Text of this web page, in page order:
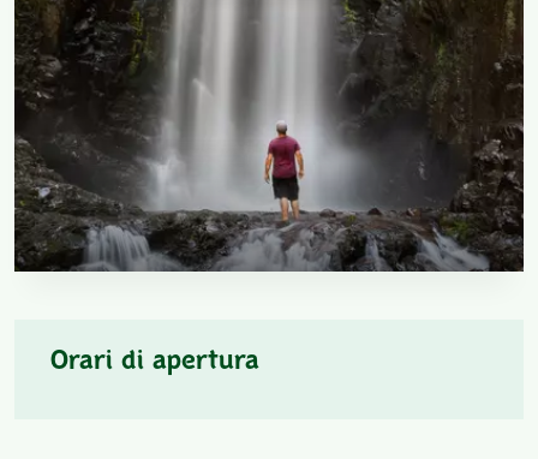
Orari di apertura